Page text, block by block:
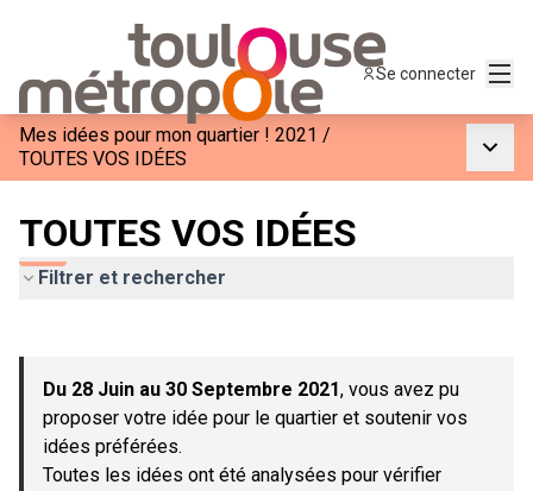
Se connecter
Mes idées pour mon quartier ! 2021 /
TOUTES VOS IDÉES
TOUTES VOS IDÉES
Filtrer et rechercher
−
Du 28 Juin au 30 Septembre 2021, vous avez pu
proposer votre idée pour le quartier et soutenir vos
idées préférées.
Toutes les idées ont été analysées pour vérifier